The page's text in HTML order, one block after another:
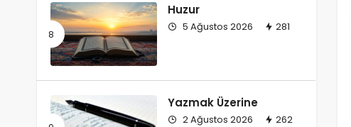
Huzur
5 Ağustos 2026 281
Yazmak Üzerine
2 Ağustos 2026 262